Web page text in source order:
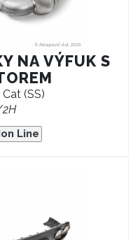
NA VÝFUK S
(SS)
Line